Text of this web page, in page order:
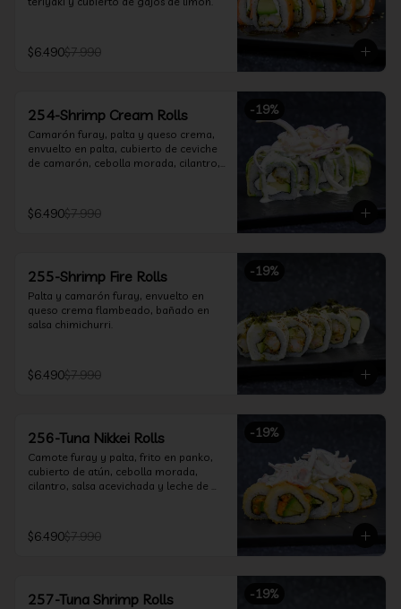
$6.490$7.990
-19%
254-Shrimp Cream Rolls
Camarón furay, palta y queso crema,
envuelto en palta, cubierto de ceviche
de camarón, cebolla morada, cilantro,
$6.490$7.990
-19%
255-Shrimp Fire Rolls
Palta y camarón furay, envuelto en
queso crema flambeado, bañado en
salsa chimichurri.
$6.490$7.990
-19%
256-Tuna Nikkei Rolls
Camote furay y palta, frito en panko,
cubierto de atún, cebolla morada,
cilantro, salsa acevichada y leche de
$6.490$7.990
-19%
257-Tuna Shrimp Rolls